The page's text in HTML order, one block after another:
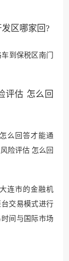
区哪家回?
到保税区南门
评估 怎么回
么回答才能通
险评估 怎么回
连市的金融机
交易模式进行
间与国际市场